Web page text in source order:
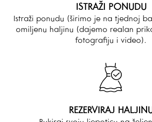
ISTRAŽI PONUDU
Istraži ponudu (širimo je na tjednoj
omiljenu haljinu (dajemo realan
fotografiju i video).
REZERVIRAJ